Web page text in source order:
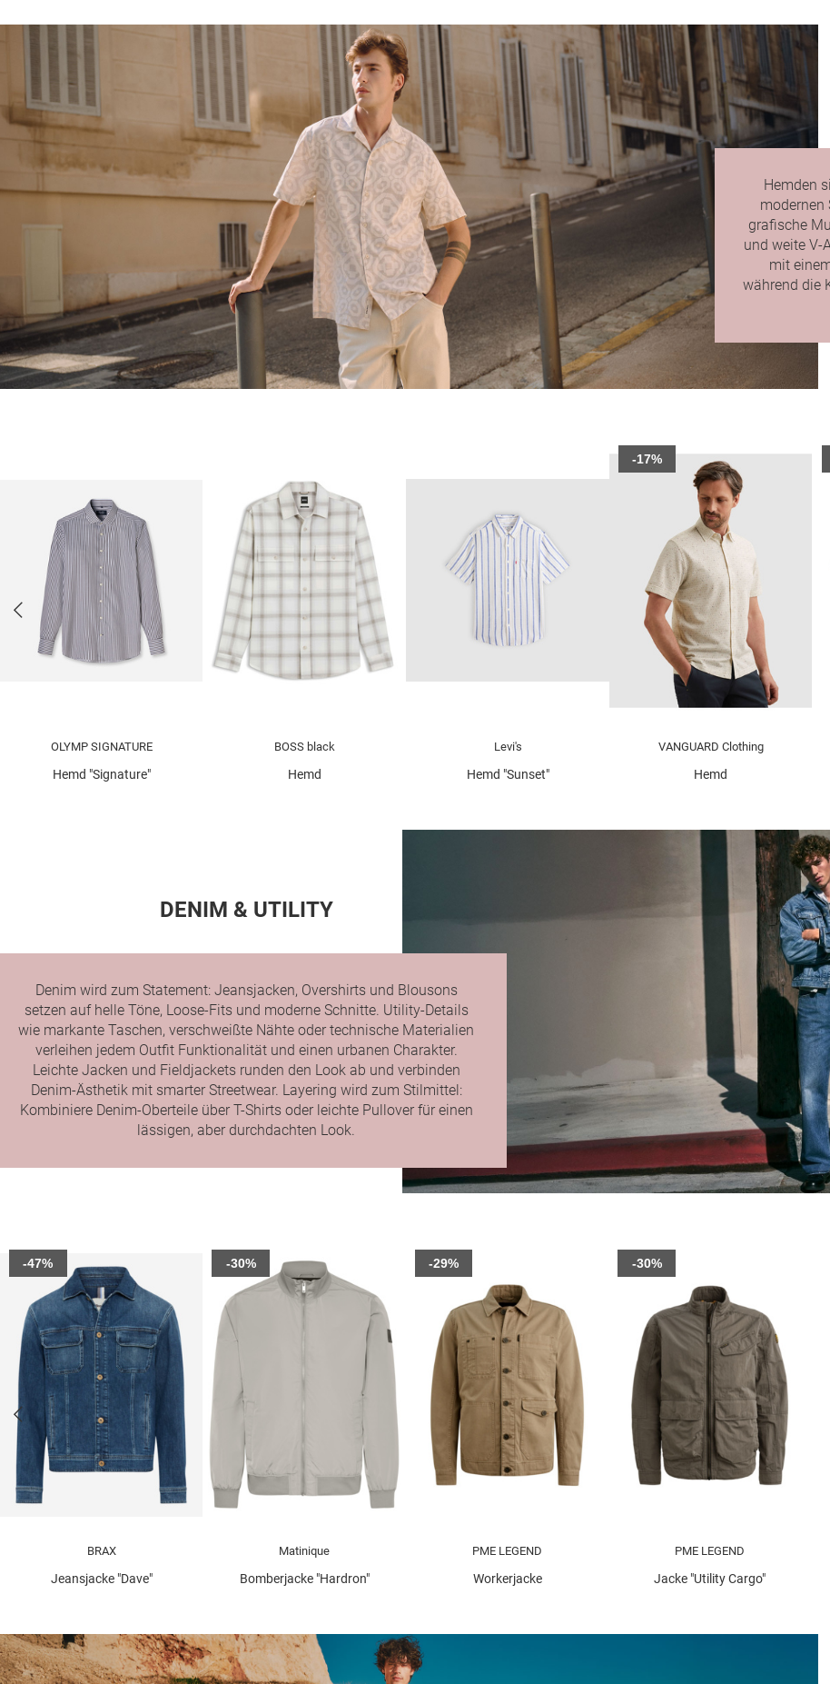
Hemden
modernen
grafische
und weite V-
mit
während die
OLYMP SIGNATURE
Hemd "Signature"
BOSS black
Hemd
Levi's
Hemd "Sunset"
VANGUARD Clothing
Hemd
-17%
DENIM & UTILITY
Denim wird zum Statement: Jeansjacken, Overshirts und Blousons
setzen auf helle Töne, Loose-Fits und moderne Schnitte. Utility-Details
wie markante Taschen, verschweißte Nähte oder technische Materialien
verleihen jedem Outfit Funktionalität und einen urbanen Charakter.
Leichte Jacken und Fieldjackets runden den Look ab und verbinden
Denim-Ästhetik mit smarter Streetwear. Layering wird zum Stilmittel:
Kombiniere Denim-Oberteile über T-Shirts oder leichte Pullover für einen
lässigen, aber durchdachten Look.
BRAX
Jeansjacke "Dave"
-47%
Matinique
Bomberjacke "Hardron"
-30%
PME LEGEND
Workerjacke
-29%
PME LEGEND
Jacke "Utility Cargo"
-30%